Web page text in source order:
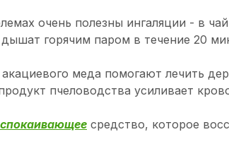
очень полезны ингаляции - в
горячим паром в течение 20
акациевого меда помогают лечить
пчеловодства усиливает
средство, которое